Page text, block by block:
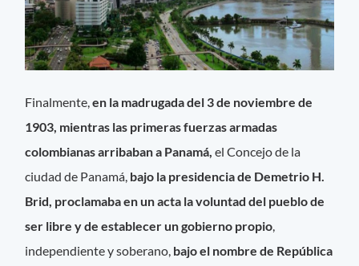
Finalmente,en la madrugada del 3 de noviembre de
1903, mientras las primeras fuerzas armadas
colombianas arribaban a Panamá, el Concejo de la
ciudad de Panamá, bajo la presidencia de Demetrio H.
Brid, proclamaba en un acta la voluntad del pueblo de
ser libre y de establecer un gobierno propio,
independiente y soberano, bajo el nombre de República